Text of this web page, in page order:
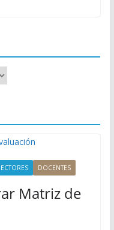
DOCENTES
Matriz de